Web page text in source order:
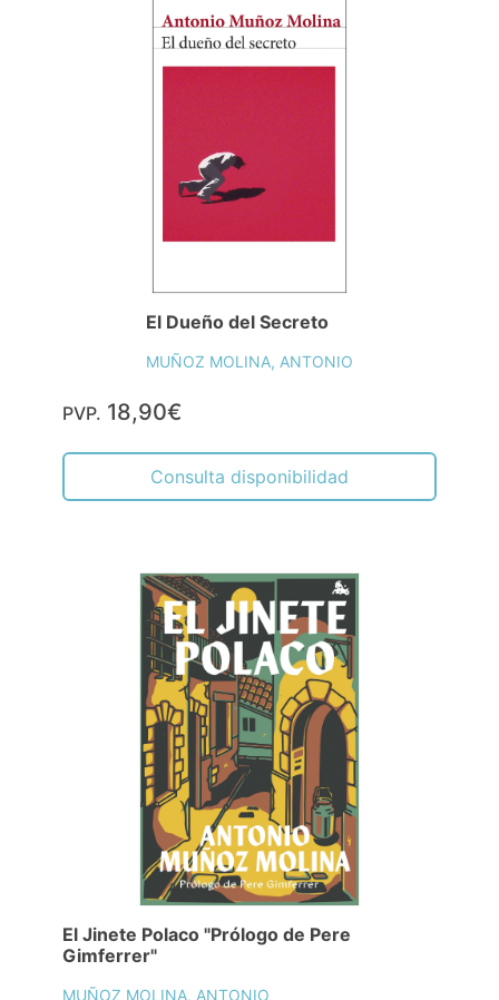
El Dueño del Secreto
MUÑOZ MOLINA, ANTONIO
PVP. 18,90€
Consulta disponibilidad
El Jinete Polaco "Prólogo de Pere
Gimferrer"
MUÑOZ MOLINA, ANTONIO